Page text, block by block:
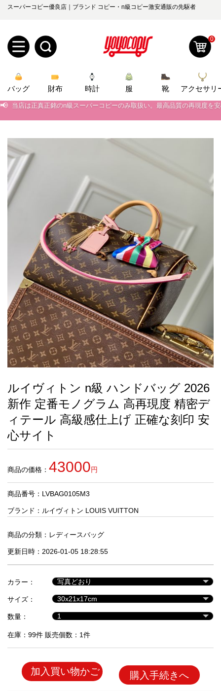
スーパーコピー優良店｜ブランド コピー・n級コピー激安通販の先駆者
規
ユ
ザ
ー
登
ロ
グ
ン
オ
ダ知
yoyocopys@gmail.com
2026人気特集
バッグ
財布
時計
服
ズボン
衣装セット
靴
住まい用品
アクセサリー
ベルト
スカーフ
アイフォーンケ
ース
小物
最
新
製
品
お
す
め
商
品
人
気
品
セ
商
品
0
バッグ 財布 時計 服 靴 アクセサリ
📢 当店は正真正銘のn級スーパーコピーのみ取扱い。最高品質の再現度を
📢 当店は正真正銘のn級スーパーコピーのみ取扱い。最高品質の再現度を
2026春の新作続々更新中！期間中のご注文でお得な割引をご利用いただ
新作入荷！ルイ・ヴィトンスーパーコピー バッグ最新モデルが登場。
ルイヴィトン n級 ハンドバッグ 2026
新作 定番モノグラム 高再現度 精密デ
ィテール 高級感仕上げ 正確な刻印 安
心サイト
商品の価格： 43000円
商品番号：LVBAG0105M3
ブランド： ルイヴィトン LOUIS VUITTON
商品の分類： レディースバッグ
更新日時：2026-01-05 18:28:55
カラー：
サイズ：
数量：
在庫：99件 販売個数：1件
加入買い物かご 購入手続きへ